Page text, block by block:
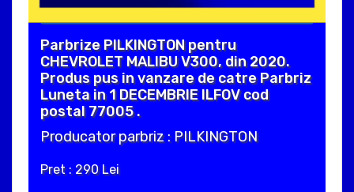
Parbrize PILKINGTON pentru
CHEVROLET MALIBU V300, din 2020.
Produs pus in vanzare de catre Parbriz
Luneta in 1 DECEMBRIE ILFOV cod
postal 77005 .
Producator parbriz : PILKINGTON
Pret : 290 Lei